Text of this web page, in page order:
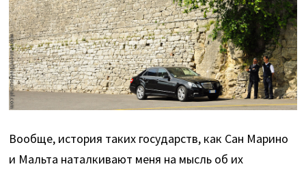
Вообще, история таких государств, как Сан Марино
и Мальта наталкивают меня на мысль об их